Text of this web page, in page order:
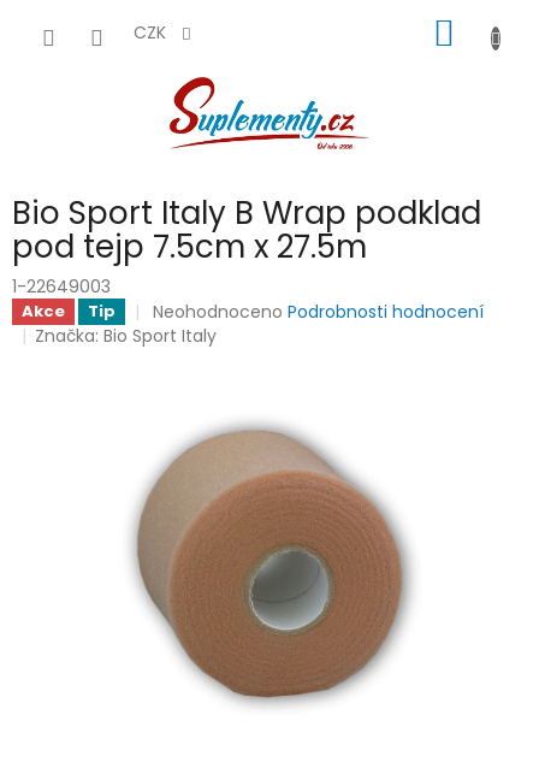
CZK
KOŠÍK
Bio Sport Italy B Wrap podklad
pod tejp 7.5cm x 27.5m
1-22649003
Akce Tip
Průměrné
hodnocení
hvězdiček.
Neohodnoceno Podrobnosti hodnocení
Značka:Bio Sport Italy